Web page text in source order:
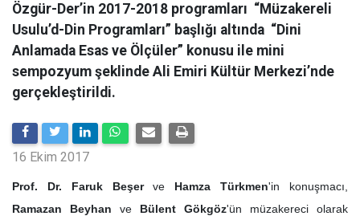
Özgür-Der’in 2017-2018 programları “Müzakereli
Usulu’d-Din Programları” başlığı altında “Dini
Anlamada Esas ve Ölçüler” konusu ile mini
sempozyum şeklinde Ali Emiri Kültür Merkezi’nde
gerçekleştirildi.
16 Ekim 2017
Prof. Dr. Faruk Beşer ve Hamza Türkmen'in konuşmacı,
Ramazan Beyhan ve Bülent Gökgöz'ün müzakereci olarak